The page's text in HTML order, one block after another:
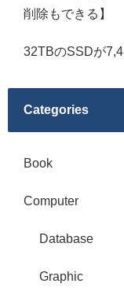
削除もできる】
32TBのSSDが
Categories
Book
Computer
Database
Graphic